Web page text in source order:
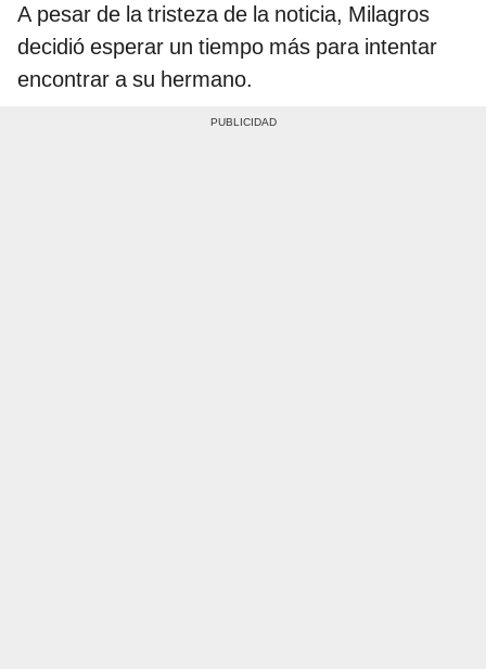
A pesar de la tristeza de la noticia, Milagros
decidió esperar un tiempo más para intentar
encontrar a su hermano.